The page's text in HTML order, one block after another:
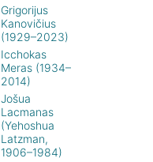
Grigorijus
Kanovičius
(1929–2023)
Icchokas
Meras (1934–
2014)
Jošua
Lacmanas
(Yehoshua
Latzman,
1906–1984)